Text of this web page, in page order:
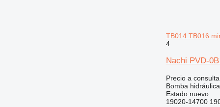
TB014 TB016
4
Nachi PVD-
Precio a
Bomba hidráulica
Estadonuevo
19020-14700